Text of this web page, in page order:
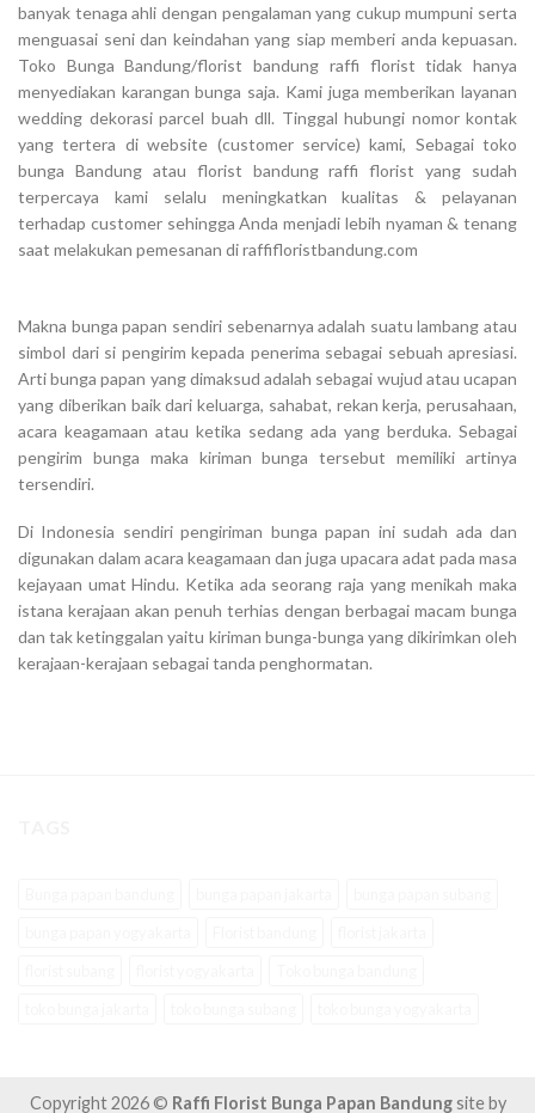
banyak tenaga ahli dengan pengalaman yang cukup mumpuni serta
menguasai seni dan keindahan yang siap memberi anda kepuasan.
Toko Bunga Bandung/florist bandung raffi florist tidak hanya
menyediakan karangan bunga saja. Kami juga memberikan layanan
wedding dekorasi parcel buah dll. Tinggal hubungi nomor kontak
yang tertera di website (customer service) kami, Sebagai toko
bunga Bandung atau florist bandung raffi florist yang sudah
terpercaya kami selalu meningkatkan kualitas & pelayanan
terhadap customer sehingga Anda menjadi lebih nyaman & tenang
saat melakukan pemesanan di raffifloristbandung.com
Makna bunga papan sendiri sebenarnya adalah suatu lambang atau
simbol dari si pengirim kepada penerima sebagai sebuah apresiasi.
Arti bunga papan yang dimaksud adalah sebagai wujud atau ucapan
yang diberikan baik dari keluarga, sahabat, rekan kerja, perusahaan,
acara keagamaan atau ketika sedang ada yang berduka. Sebagai
pengirim bunga maka kiriman bunga tersebut memiliki artinya
tersendiri.
Di Indonesia sendiri pengiriman bunga papan ini sudah ada dan
digunakan dalam acara keagamaan dan juga upacara adat pada masa
kejayaan umat Hindu. Ketika ada seorang raja yang menikah maka
istana kerajaan akan penuh terhias dengan berbagai macam bunga
dan tak ketinggalan yaitu kiriman bunga-bunga yang dikirimkan oleh
kerajaan-kerajaan sebagai tanda penghormatan.
Copyright 2026 © Raffi Florist Bunga Papan Bandungsite by